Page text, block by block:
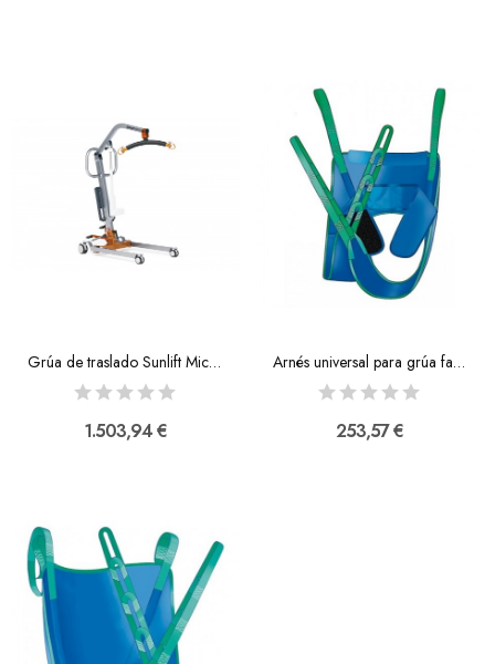
Grúa de traslado Sunlift Micro con arnés
1.503,94 €
Arnés universal para grúa fast fit
253,57 €